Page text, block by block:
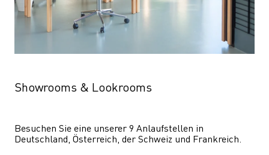
Showrooms & Lookrooms
Besuchen Sie eine unserer 9 Anlaufstellen in
Deutschland, Österreich, der Schweiz und Frankreich.